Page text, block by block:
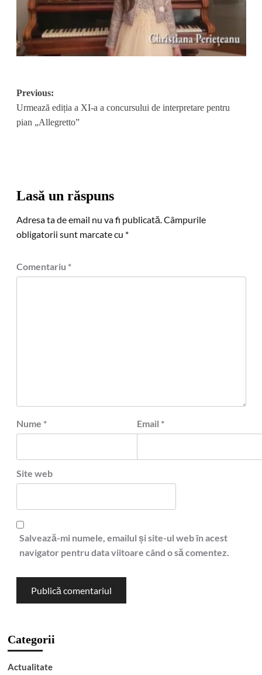
Post
navigation
Previous:
Urmează ediția a XI-a a concursului de interpretare pentru
pian „Allegretto”
Lasă un răspuns
Adresa ta de email nu va fi publicată.Câmpurile
obligatorii sunt marcate cu *
Comentariu *
Nume * Email *
Site web
Salvează-mi numele, emailul și site-ul web în acest
navigator pentru data viitoare când o să comentez.
Categorii
Actualitate